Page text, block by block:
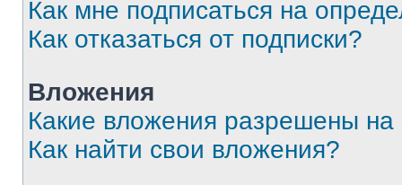
Как мне подписаться на
Как отказаться от подписки?
Вложения
Какие вложения разрешены
Как найти свои вложения?